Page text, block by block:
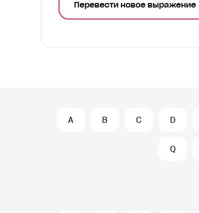
Перевести новое выражение
A B C D
Q